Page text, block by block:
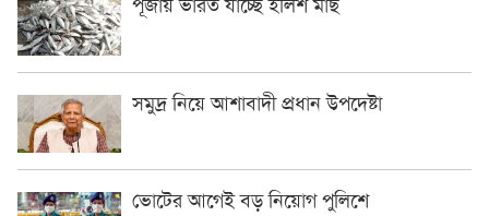
সমুদ্র নিয়ে আশাবাদী প্রধান উপদেষ্টা
ভোটের আগেই বড় নিয়োগ পুলিশে